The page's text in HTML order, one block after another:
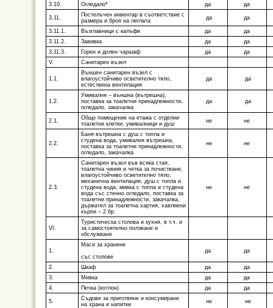
3.10.
Огледало* да да
3.11.
Постелъчен инвентар в съответствие с
размера и броя на леглата
да да
3.11.1. Възглавници с калъфи да
да
3.11.2.
Завивка да
да
3.11.3.
Горен и долен чаршаф да
да
V.
Санитарен възел
1.1.
Външен санитарен възел с
влагоустойчиво осветително тяло,
естествена вентилация
да да
1.2.
Умивалня – външна (вът­решна),
поставка за тоалетни принадлежности,
огледало, закачалка
да да
2.1.
Общо помещение на етажа с отделни
тоалетни клетки, умивалници и душ
не не
2.2.
Баня вътрешна с душ с топла и
студена вода, умивалня вътрешна,
поставка за тоалетни принадлежности,
огледало, закачалка
не не
2.3.
Санитарен възел във всяка стая,
тоалетна чиния и четка за почистване,
влаго­устойчиво осветително тяло,
механична вентилация, душ с топла и
студена вода, мивка с топла и студена
вода със стенно огледало, поставка за
тоалетни принадлежности, закачалка,
държател за тоалетна хартия, хавлиени
кърпи – 2 бр.
не не
VI.
Туристическа столова и кухня, в т.ч. и
за самостоятелно ползване и
обслужване
1.
Маси за хранене
със столове
да да
2. Шкаф да
да
3.
Мивка да
да
4.
Печка (котлон) да да
5.
Съдове за приготвяне и консумиране
на храна и напитки
не не